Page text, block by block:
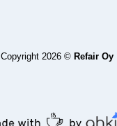
Copyright 2026 © Refair Oy